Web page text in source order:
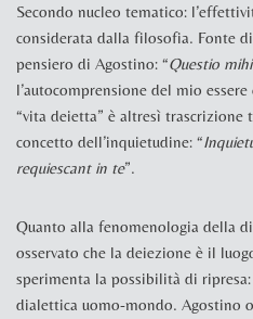
Secondo nucleo tematico:
considerata dalla filosofia. Fonte
pensiero di Agostino: “Questio
l’autocomprensione del mio
“vita deietta” è altresì trascrizione
concetto dell’inquietudine: “
requiescant in te”.
Quanto alla fenomenologia della
osservato che la deiezione è il
sperimenta la possibilità di
dialettica uomo-mondo. Agostino